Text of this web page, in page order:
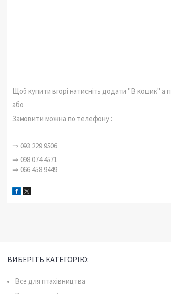
Щоб купити вгорі натисніть додати "В кошик"
або
Замовити можна по телефону :
⇒ 093 229 9506
⇒ 098 074 4571
⇒ 066 458 9449
ВИБЕРІТЬ КАТЕГОРІЮ:
Все для птахівництва